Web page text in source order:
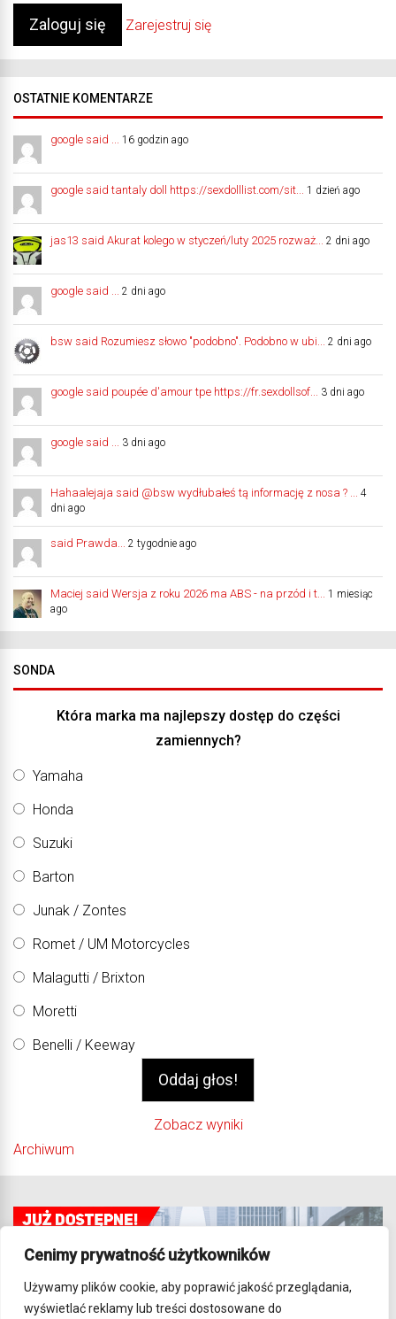
Cenimy prywatność użytkowników
Używamy plików cookie, aby poprawić jakość przeglądania,
wyświetlać reklamy lub treści dostosowane do
Zarejestruj się
OSTATNIE KOMENTARZE
google said ... 16 godzin ago
google said tantaly doll https://sexdolllist.com/sit... 1 dzień ago
jas13 said Akurat kolego w styczeń/luty 2025 rozważ... 2 dni ago
google said ... 2 dni ago
bsw said Rozumiesz słowo "podobno". Podobno w ubi... 2 dni ago
google said poupée d'amour tpe https://fr.sexdollsof... 3 dni ago
google said ... 3 dni ago
Hahaalejaja said @bsw wydłubałeś tą informację z nosa ? ...
4
dni ago
said Prawda... 2 tygodnie ago
Maciej said Wersja z roku 2026 ma ABS - na przód i t...
1 miesiąc
ago
SONDA
Która marka ma najlepszy dostęp do części
zamiennych?
Yamaha
Honda
Suzuki
Barton
Junak / Zontes
Romet / UM Motorcycles
Malagutti / Brixton
Moretti
Benelli / Keeway
Zobacz wyniki
Archiwum